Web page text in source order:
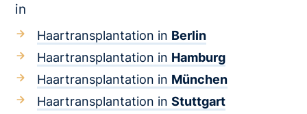
in
Haartransplantation in Berlin
Haartransplantation in Hamburg
Haartransplantation in München
Haartransplantation inStuttgart